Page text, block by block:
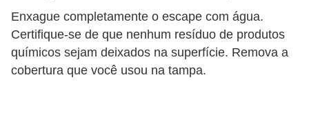
Enxague completamente o escape com água.
Certifique-se de que nenhum resíduo de produtos
químicos sejam deixados na superfície. Remova a
cobertura que você usou na tampa.
u
t
o
m